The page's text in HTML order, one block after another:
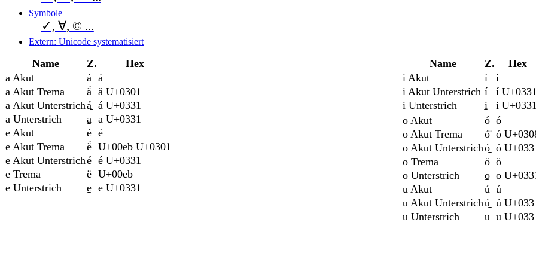
Symbole
✓, ∀, © ...
Extern: Unicode systematisiert
Name Z.
Hex
a Akut
á á
a Akut Trema
ä́ ä U+0301
a Akut Unterstrichá̱ á U+0331
a Unterstrich
a̱ a U+0331
e Akut
é é
e Akut Trema
ë́ U+00eb U+0301
e Akut Unterstriché̱ é U+0331
e Trema
ë U+00eb
e Unterstrich
e̱ e U+0331
Name Z.
Hex
i Akut
í
í
i Akut Unterstrich í̱
í U+0331
i Unterstrich
i̱
i U+0331
o Akut
ó ó
o Akut Trema
ó̈ ó
o Akut Unterstrichó̱ ó
o Trema
ö ö
o Unterstrich
o̱ o
u Akut
ú ú
u Akut Unterstrichú̱ ú
u Unterstrich
u̱ u